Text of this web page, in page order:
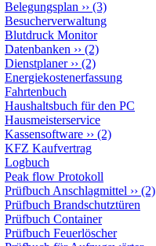
Belegungsplan ›› (3)
Besucherverwaltung
Blutdruck Monitor
Datenbanken ›› (2)
Dienstplaner›› (2)
Energiekostenerfassung
Fahrtenbuch
Haushaltsbuch für den PC
Hausmeisterservice
Kassensoftware ›› (2)
KFZ Kaufvertrag
Logbuch
Peak flow Protokoll
Prüfbuch Anschlagmittel ›› (2)
Prüfbuch Brandschutztüren
Prüfbuch Container
Prüfbuch Feuerlöscher